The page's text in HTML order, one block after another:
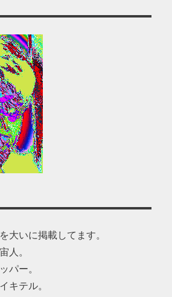
大いに掲載してます。
人。
パー。
キテル。